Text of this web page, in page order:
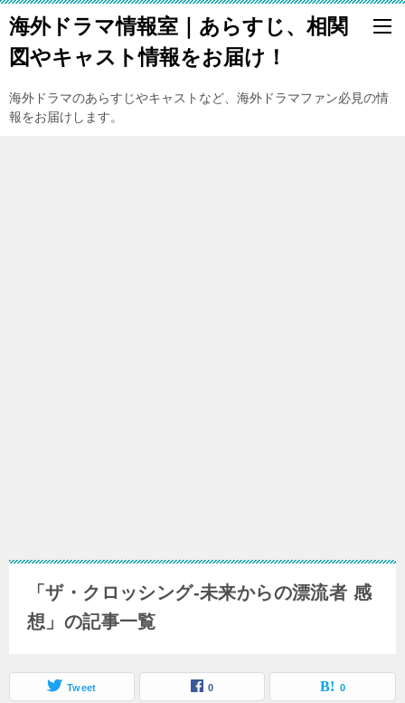
海外ドラマ情報室｜あらすじ、相関
図やキャスト情報をお届け！
海外ドラマのあらすじやキャストなど、海外ドラマファン必見の情
報をお届けします。
「ザ・クロッシング-未来からの漂流者 感
想」の記事一覧
Tweet 0 0